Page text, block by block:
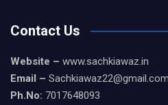
Contact Us
Website – www.sachkiawaz.in
Email – Sachkiawaz22@gmail.com
Ph.No: 7017648093